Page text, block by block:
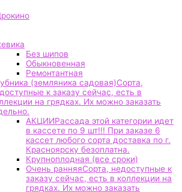
Без шипов
Обыкновенная
Ремонтантная
(земляника садовая)Сорта,
к заказу сейчас, есть в
на грядках. Их можно заказать
АКЦИИРассада этой категории идет
в кассете по 9 шт!!! При заказе 6
кассет любого сорта доставка по г.
Красноярску безоплатна.
Крупноплодная (все сроки)
Очень ранняяСорта, недоступные к
заказу сейчас, есть в коллекции на
грядках. Их можно заказать